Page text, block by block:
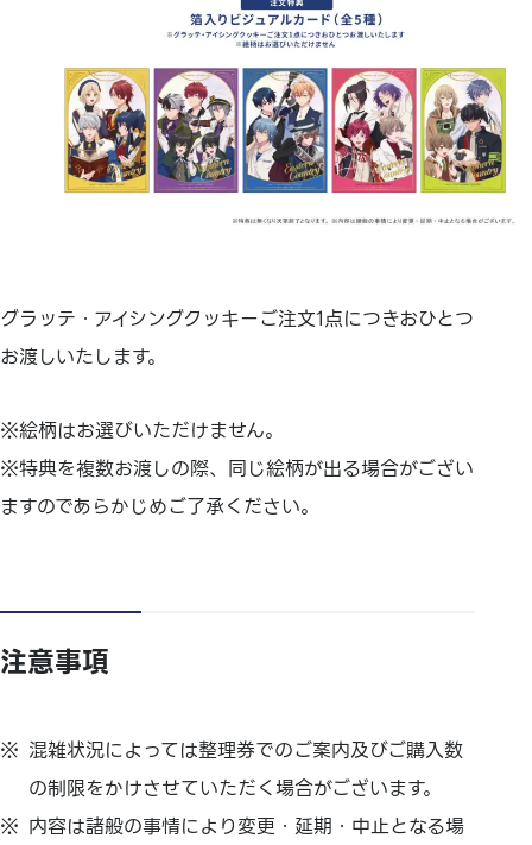
グラッテ・アイシングクッキーご注文1点につきおひとつ
お渡しいたします。
※絵柄はお選びいただけません。
※特典を複数お渡しの際、同じ絵柄が出る場合がござい
ますのであらかじめご了承ください。
注意事項
混雑状況によっては整理券でのご案内及びご購入数
の制限をかけさせていただく場合がございます。
内容は諸般の事情により変更・延期・中止となる場